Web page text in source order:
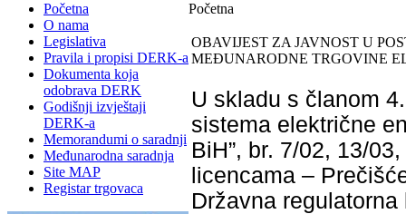
Početna
O nama
Legislativa
Pravila i propisi DERK-a
Dokumenta koja
odobrava DERK
Godišnji izvještaji
DERK-a
Memorandumi o saradnji
Međunarodna saradnja
Site MAP
Registar trgovaca
Početna
OBAVIJEST ZA JAVNOST U
MEĐUNARODNE TRGOVINE
U skladu s članom
sistema električne
BiH”, br. 7/02, 13/
licencama –
Državna